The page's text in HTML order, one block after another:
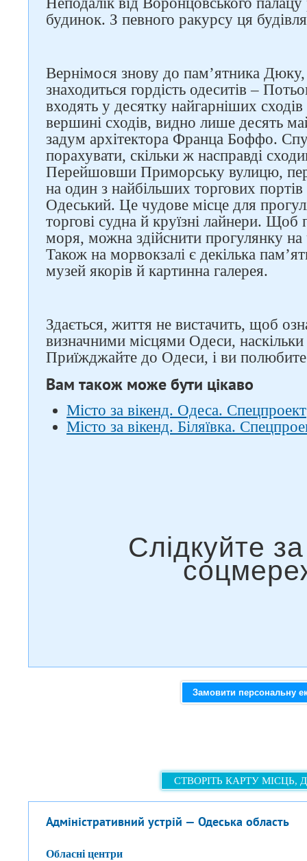
будинок. З певного ракурсу ця
Вернімося знову до пам’ятника
знаходиться гордість одеситів –
входять у десятку найгарніших
вершині сходів, видно лише десять
задум архітектора Франца Боффо.
порахувати, скільки ж насправді
Перейшовши Приморську вулицю,
на один з найбільших торгових
Одеський. Це чудове місце для
торгові судна й круїзні лайнери.
моря, можна здійснити прогулянку на
Також на морвокзалі є декілька
музей якорів й картинна галерея.
Здається, життя не вистачить, щоб
визначними місцями Одеси, наскільки
Приїжджайте до Одеси, і ви
Вам також може бути цікаво
Місто за вікенд. Одеса. Спецпроект
Місто за вікенд. Біляївка.
Замовити персональну
СТВОРІТЬ КАРТУ МІСЦЬ,
Адміністративний устрій — Одеська область
обласні центри